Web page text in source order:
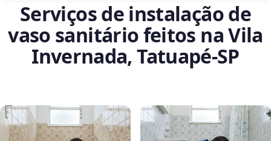
Serviços de instalação de
vaso sanitário feitos na Vila
Invernada, Tatuapé‑SP